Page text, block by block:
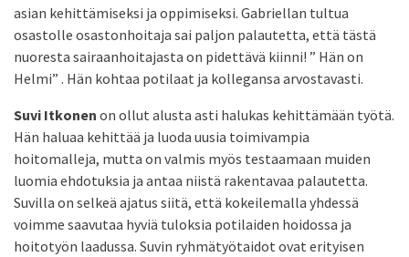
asian kehittämiseksi ja oppimiseksi. Gabriellan tultua
osastolle osastonhoitaja sai paljon palautetta, että tästä
nuoresta sairaanhoitajasta on pidettävä kiinni! ” Hän on
Helmi” . Hän kohtaa potilaat ja kollegansa arvostavasti.
Suvi Itkonen on ollut alusta asti halukas kehittämään työtä.
Hän haluaa kehittää ja luoda uusia toimivampia
hoitomalleja, mutta on valmis myös testaamaan muiden
luomia ehdotuksia ja antaa niistä rakentavaa palautetta.
Suvilla on selkeä ajatus siitä, että kokeilemalla yhdessä
voimme saavutaa hyviä tuloksia potilaiden hoidossa ja
hoitotyön laadussa. Suvin ryhmätyötaidot ovat erityisen